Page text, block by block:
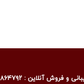
و فروش آنلاین : ۰۹۰۰۴۸۶۴۷۹۲